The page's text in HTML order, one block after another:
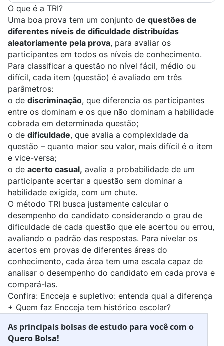
O que é a TRI?
Uma boa prova tem um conjunto de questões de
diferentes níveis de dificuldade distribuídas
aleatoriamente pela prova, para avaliar os
participantes em todos os níveis de conhecimento.
Para classificar a questão no nível fácil, médio ou
difícil, cada item (questão) é avaliado em três
parâmetros:
o de discriminação, que diferencia os participantes
entre os dominam e os que não dominam a habilidade
cobrada em determinada questão;
o de dificuldade, que avalia a complexidade da
questão – quanto maior seu valor, mais difícil é o item
e vice-versa;
o de acerto casual, avalia a probabilidade de um
participante acertar a questão sem dominar a
habilidade exigida, com um chute.
O método TRI busca justamente calcular o
desempenho do candidato considerando o grau de
dificuldade de cada questão que ele acertou ou errou,
avaliando o padrão das respostas. Para nivelar os
acertos em provas de diferentes áreas do
conhecimento, cada área tem uma escala capaz de
analisar o desempenho do candidato em cada prova e
compará-las.
Confira: Encceja e supletivo: entenda qual a diferença
+ Quem faz Encceja tem histórico escolar?
As principais bolsas de estudo para você com o
Quero Bolsa!